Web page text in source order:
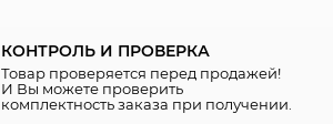
КОНТРОЛЬ И ПРОВЕРКА
Товар проверяется перед продажей!
И Вы можете проверить
комплектность заказа при получении.